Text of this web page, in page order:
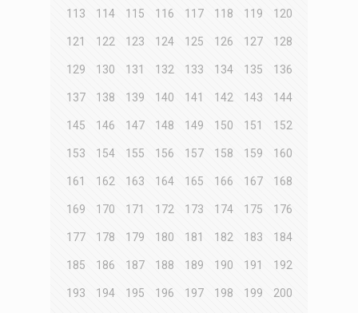
113 114 115 116 117 118 119 120
121 122 123 124 125 126 127 128
129 130 131 132 133 134 135 136
137 138 139 140 141 142 143 144
145 146 147 148 149 150 151 152
153 154 155 156 157 158 159 160
161 162 163 164 165 166 167 168
169 170 171 172 173 174 175 176
177 178 179 180 181 182 183 184
185 186 187 188 189 190 191 192
193 194 195 196 197 198 199 200